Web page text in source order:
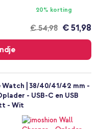
20% korting
€ 54,98 € 51,98
| 38/40/41/42 mm -
- USB-C en USB
- Wit